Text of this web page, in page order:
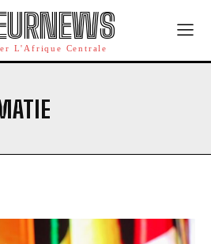
L'Afrique Centrale